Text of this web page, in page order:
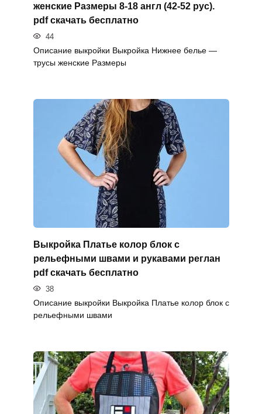
женские Размеры 8-18 англ (42-52 рус).
pdf скачать бесплатно
44
Описание выкройки Выкройка Нижнее белье —
трусы женские Размеры
Выкройка Платье колор блок с
рельефными швами и рукавами реглан
pdf скачать бесплатно
38
Описание выкройки Выкройка Платье колор блок с
рельефными швами